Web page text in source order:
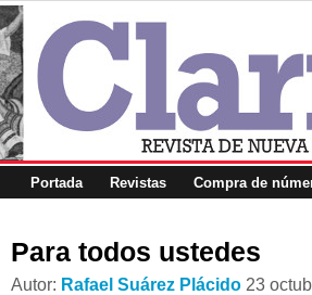
Portada Revistas Compra de
Para todos ustedes
Autor: Rafael Suárez Plácido 23